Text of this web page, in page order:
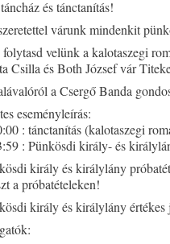
és tánctanítás!
várunk mindenkit
folytasd velünk a kalotaszegi
Csilla és Both József vár
a Csergő Banda
eseményleírás:
: tánctanítás (kalotaszegi
: Pünkösdi király- és
király és királylány
a próbatételeken!
király és királylány értékes